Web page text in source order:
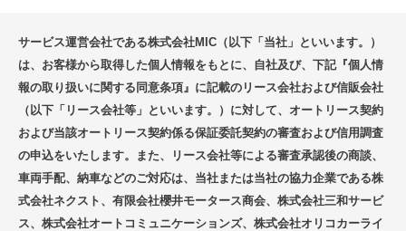
サービス運営会社である株式会社MIC（以下「当社」といいます。）
は、お客様から取得した個人情報をもとに、自社及び、下記『個人情
報の取り扱いに関する同意条項』に記載のリース会社および信販会社
（以下「リース会社等」といいます。）に対して、オートリース契約
および当該オートリース契約係る保証委託契約の審査および信用調査
の申込をいたします。また、リース会社等による審査承認後の商談、
車両手配、納車などのご対応は、当社または当社の協力企業である株
式会社ネクスト、有限会社櫻井モータース商会、株式会社三和サービ
ス、株式会社オートコミュニケーションズ、株式会社オリコカーライ